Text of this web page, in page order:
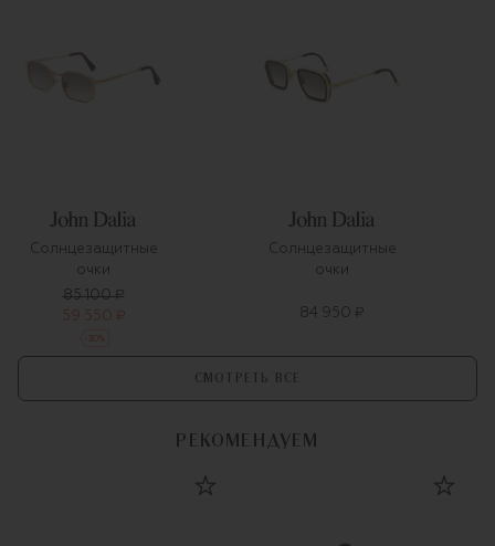
Солнцезащитные
очки
85 100 ₽
59 550 ₽
%
Солнцезащитные
очки
84 950 ₽
СМОТРЕТЬ ВСЕ
РЕКОМЕНДУЕМ